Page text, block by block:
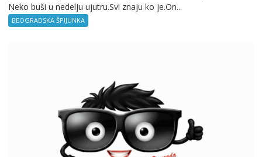
Neko buši u nedelju ujutru.Svi znaju ko je.On...
BEOGRADSKA ŠPIJUNKA